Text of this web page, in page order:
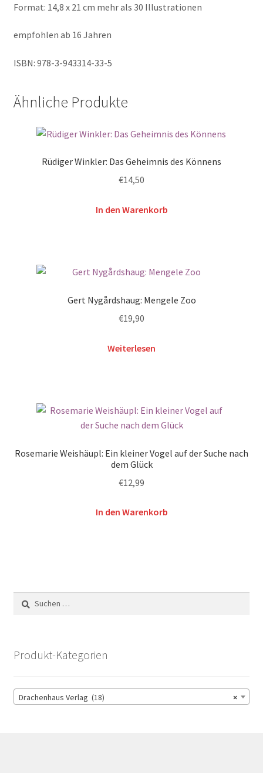
Format: 14,8 x 21 cm mehr als 30 Illustrationen
empfohlen ab 16 Jahren
ISBN: 978-3-943314-33-5
Ähnliche Produkte
Rüdiger Winkler: Das Geheimnis des Könnens
€14,50
In den Warenkorb
Gert Nygårdshaug: Mengele Zoo
€19,90
Weiterlesen
Rosemarie Weishäupl: Ein kleiner Vogel auf der Suche nach
dem Glück
€12,99
In den Warenkorb
Suchen
nach:
Produkt-Kategorien
×
Drachenhaus Verlag (18)